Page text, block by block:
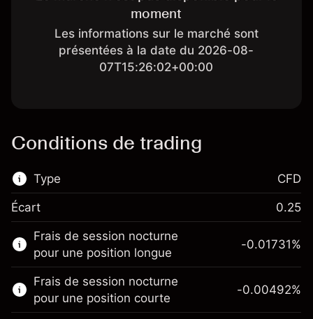
moment
Les informations sur le marché sont
présentées à la date du 2026-08-
07T15:26:02+00:00
Conditions de trading
Type
Ce marché financier est disponible pour le
trading de CFD.
En savoir plus sur :
CFD
CFD
Écart 0.25
Frais de session nocturne
pour une position longue
-0.01731%
Frais de session nocturne
pour une position courte
-0.00492%